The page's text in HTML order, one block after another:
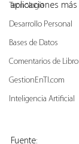
Tecnología
Desarrollo Personal
Bases de Datos
Comentarios de
GestionEnTI.com
Inteligencia Artificial
aplicaciones